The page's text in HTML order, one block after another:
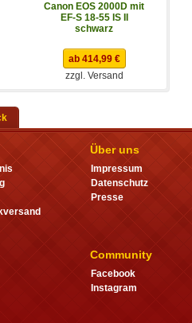
Canon EOS 2000D mit
EF-S 18-55 IS II
schwarz
ab 414,99 €
zzgl. Versand
Über uns
Impressum
Datenschutz
Presse
Community
Facebook
Instagram